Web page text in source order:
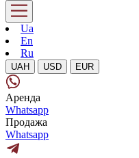
Ua
En
Ru
UAH USD EUR
Аренда
Whatsapp
Продажа
Whatsapp